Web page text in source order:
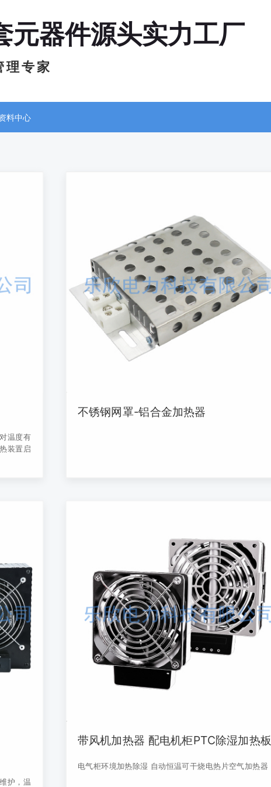
元器件源头实力工厂
理 专 家
料中心
温度有
装置启
不锈钢网罩-铝合金加热器
护，温
带风机加热器 配电机柜PTC除湿加热板
电气柜环境加热除湿 自动恒温可干烧电热片空气加热器